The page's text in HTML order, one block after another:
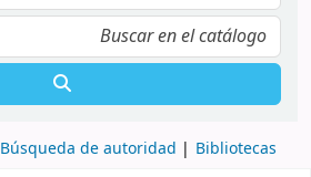
Búsqueda de autoridad Bibliotecas